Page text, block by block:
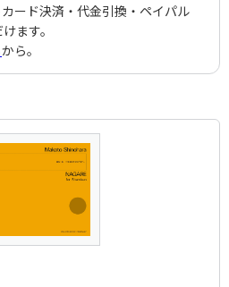
ード決済・代金引換・ペイパル
ます。
から。